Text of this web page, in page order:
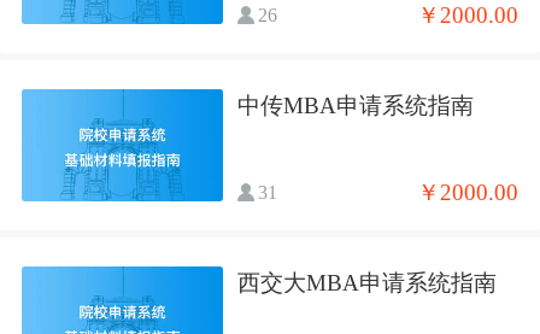
26 ￥2000.00
中传MBA申请系统指南
31 ￥2000.00
西交大MBA申请系统指南